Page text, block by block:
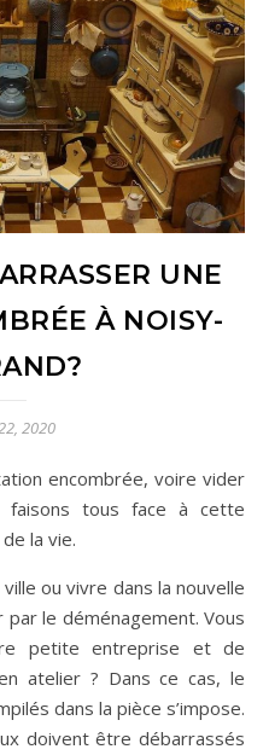
UNE
À NOISY-
2020
faisons tous face à cette
la vie.
ou vivre dans la nouvelle
le déménagement. Vous
petite entreprise et de
atelier ? Dans ce cas, le
dans la pièce s’impose.
doivent être débarrassés